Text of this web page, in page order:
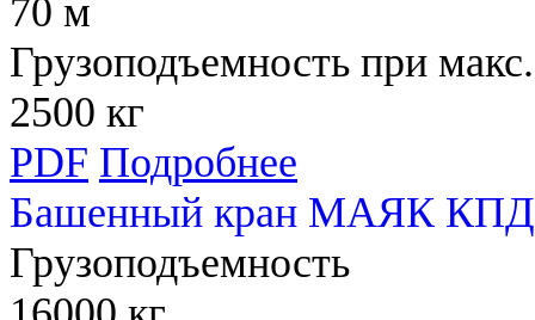
70 м
Грузоподъемность при
2500 кг
PDF Подробнее
Башенный кран МАЯК КПД
Грузоподъемность